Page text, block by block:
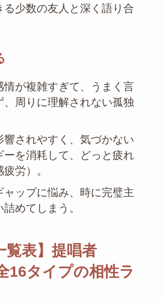
る少数の友人と深く語り合
情が複雑すぎて、うまく言
、周りに理解されない孤独
響されやすく、気づかない
ーを消耗して、どっと疲れ
労）。
ャップに悩み、時に完璧主
めてしまう。
覧表】提唱者
16タイプの相性ラ